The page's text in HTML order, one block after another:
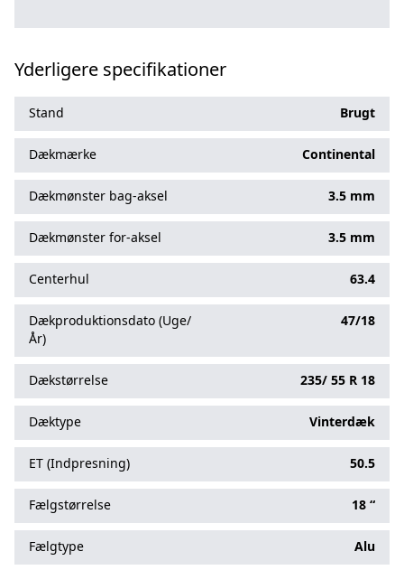
Yderligere specifikationer
Stand Brugt
Dækmærke Continental
Dækmønster bag-aksel 3.5 mm
Dækmønster for-aksel 3.5 mm
Centerhul 63.4
Dækproduktionsdato (Uge/
År)
47/18
Dækstørrelse 235/ 55 R 18
Dæktype Vinterdæk
ET (Indpresning) 50.5
Fælgstørrelse 18 “
Fælgtype Alu